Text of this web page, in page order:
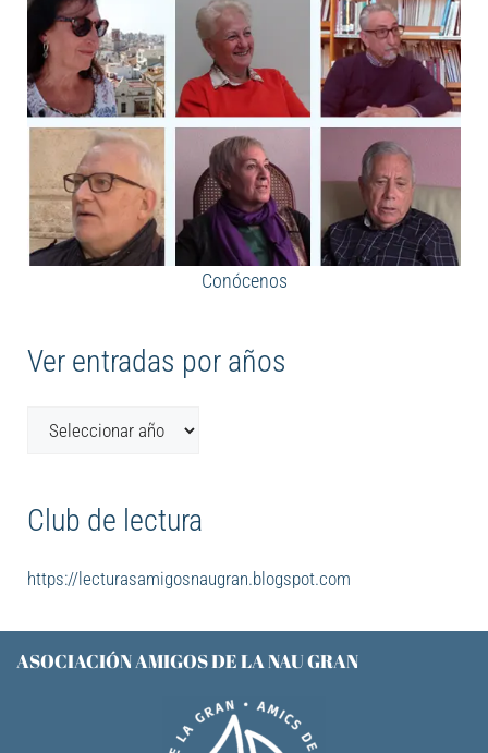
Conócenos
Ver entradas por años
Club de lectura
https://lecturasamigosnaugran.blogspot.com
ASOCIACIÓN AMIGOS DE LA NAU GRAN